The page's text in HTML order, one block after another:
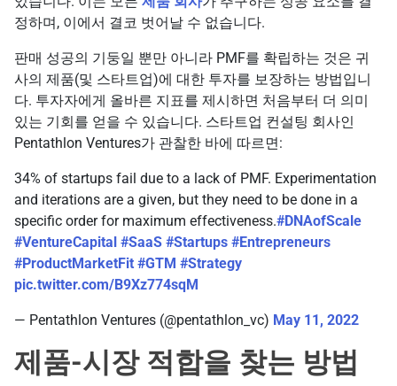
정하며, 이에서 결코 벗어날 수 없습니다.
판매 성공의 기둥일 뿐만 아니라 PMF를 확립하는 것은 귀
사의 제품(및 스타트업)에 대한 투자를 보장하는 방법입니
다. 투자자에게 올바른 지표를 제시하면 처음부터 더 의미
있는 기회를 얻을 수 있습니다. 스타트업 컨설팅 회사인
Pentathlon Ventures가 관찰한 바에 따르면:
34% of startups fail due to a lack of PMF. Experimentation
and iterations are a given, but they need to be done in a
specific order for maximum effectiveness.#DNAofScale
#VentureCapital #SaaS #Startups #Entrepreneurs
#ProductMarketFit #GTM #Strategy
pic.twitter.com/B9Xz774sqM
— Pentathlon Ventures (@pentathlon_vc) May 11, 2022
제품-시장 적합을 찾는 방법